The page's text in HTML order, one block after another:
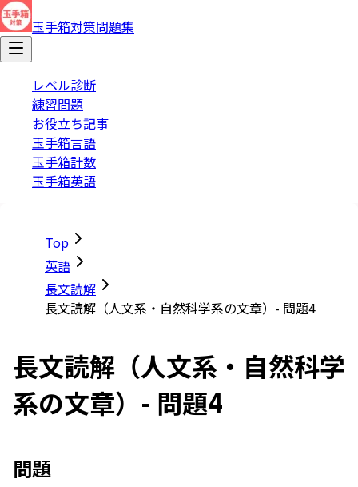
玉手箱対策問題集
レベル診断
練習問題
お役立ち記事
玉手箱言語
玉手箱計数
玉手箱英語
Top
英語
長文読解
長文読解（人文系・自然科学系の文章）- 問題4
長文読解（人文系・自然科学
系の文章）- 問題4
問題